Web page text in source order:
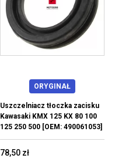
ORYGINAŁ
Uszczelniacz tłoczka zacisku
Kawasaki KMX 125 KX 80 100
125 250 500 [OEM: 490061053]
78,50 zł